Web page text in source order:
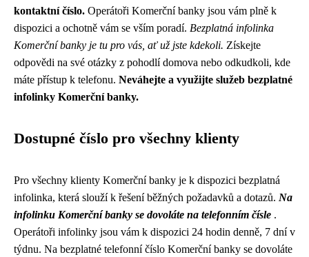
kontaktní číslo. Operátoři Komerční banky jsou vám plně k
dispozici a ochotně vám se vším poradí. Bezplatná infolinka
Komerční banky je tu pro vás, ať už jste kdekoli. Získejte
odpovědi na své otázky z pohodlí domova nebo odkudkoli, kde
máte přístup k telefonu. Neváhejte a využijte služeb bezplatné
infolinky Komerční banky.
Dostupné číslo pro všechny klienty
Pro všechny klienty Komerční banky je k dispozici bezplatná
infolinka, která slouží k řešení běžných požadavků a dotazů. Na
infolinku Komerční banky se dovoláte na telefonním čísle .
Operátoři infolinky jsou vám k dispozici 24 hodin denně, 7 dní v
týdnu. Na bezplatné telefonní číslo Komerční banky se dovoláte